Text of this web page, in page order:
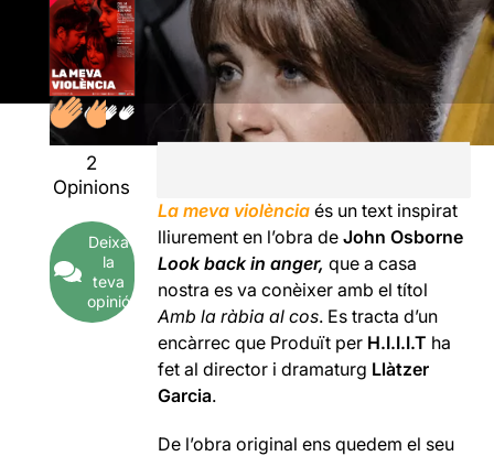
2
Opinions
Deixa
la
teva
opinió
La meva violència és un text inspirat
lliurement en l’obra deJohn Osborne
Look back in anger, que a casa
nostra es va conèixer amb el títol
Amb la ràbia al cos. Es tracta d’un
encàrrec que Produït per H.I.I.I.T ha
fet al director i dramaturg Llàtzer
Garcia.
De l’obra original ens quedem el seu